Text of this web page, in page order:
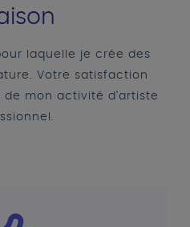
laquelle je crée des
Votre satisfaction
de mon activité d'artiste